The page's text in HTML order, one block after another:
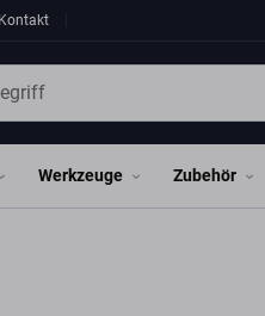
Kontakt
Werkzeuge Zubehör